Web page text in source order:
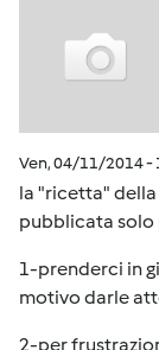
Ven, 04/11/2014 -
la "ricetta"
pubblicata solo
1-prenderci in
motivo darle
2-per